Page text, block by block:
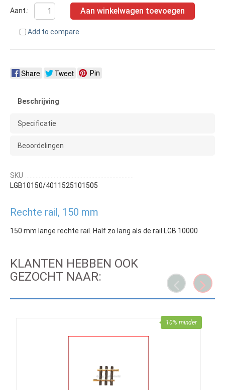
Aant.: Aan winkelwagen toevoegen
Add to compare
Share Tweet Pin
Beschrijving
Specificatie
Beoordelingen
SKU
LGB10150/4011525101505
Rechte rail, 150 mm
150 mm lange rechte rail. Half zo lang als de rail LGB 10000
KLANTEN HEBBEN OOK
GEZOCHT NAAR:
10% minder